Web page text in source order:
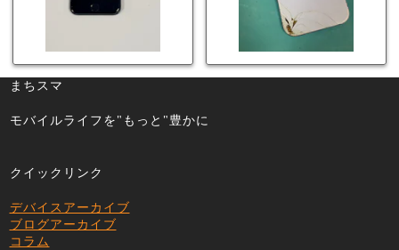
まちスマ
モバイルライフを"もっと"豊かに
クイックリンク
デバイスアーカイブ
ブログアーカイブ
コラム